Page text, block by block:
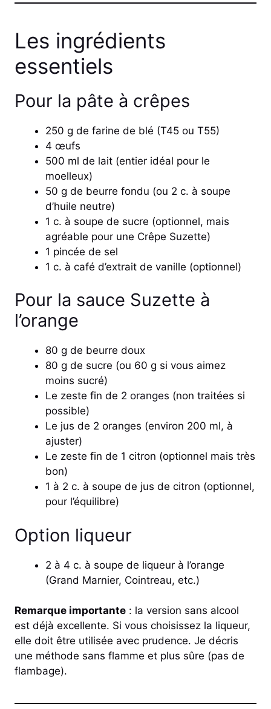
Les ingrédients
essentiels
Pour la pâte à crêpes
250 g de farine de blé (T45 ou T55)
4 œufs
500 ml de lait (entier idéal pour le
moelleux)
50 g de beurre fondu (ou 2 c. à soupe
d’huile neutre)
1 c. à soupe de sucre (optionnel, mais
agréable pour une Crêpe Suzette)
1 pincée de sel
1 c. à café d’extrait de vanille (optionnel)
Pour la sauce Suzette à
l’orange
80 g de beurre doux
80 g de sucre (ou 60 g si vous aimez
moins sucré)
Le zeste fin de 2 oranges (non traitées si
possible)
Le jus de 2 oranges (environ 200 ml, à
ajuster)
Le zeste fin de 1 citron (optionnel mais très
bon)
1 à 2 c. à soupe de jus de citron (optionnel,
pour l’équilibre)
Option liqueur
2 à 4 c. à soupe de liqueur à l’orange
(Grand Marnier, Cointreau, etc.)
Remarque importante : la version sans alcool
est déjà excellente. Si vous choisissez la liqueur,
elle doit être utilisée avec prudence. Je décris
une méthode sans flamme et plus sûre (pas de
flambage).